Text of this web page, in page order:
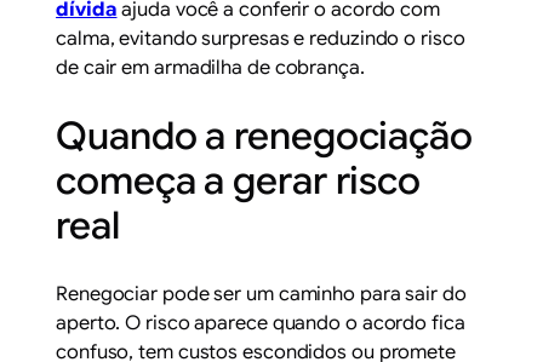
dívida ajuda você a conferir o acordo com
calma, evitando surpresas e reduzindo o risco
de cair em armadilha de cobrança.
Quando a renegociação
começa a gerar risco
real
Renegociar pode ser um caminho para sair do
aperto. O risco aparece quando o acordo fica
confuso, tem custos escondidos ou promete